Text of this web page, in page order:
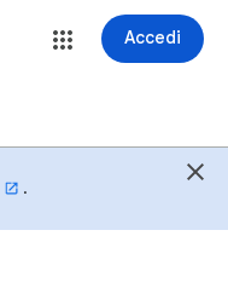
Accedi
.